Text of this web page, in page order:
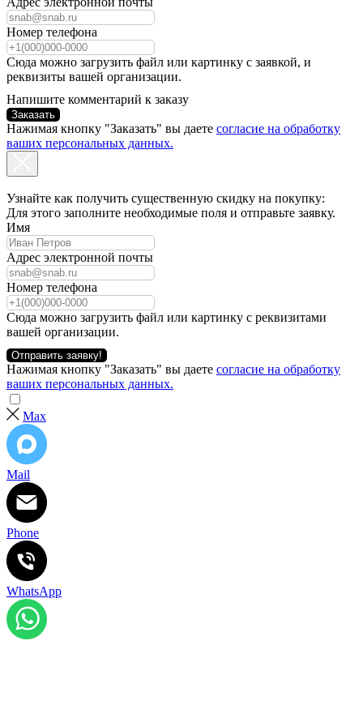
Номер телефона
Сюда можно загрузить файл или картинку с заявкой, и
реквизиты вашей организации.
Напишите комментарий к заказу
Заказать
Нажимая кнопку "Заказать" вы даете согласие на обработку
ваших персональных данных.
Узнайте как получить существенную скидку на покупку:
Для этого заполните необходимые поля и отправьте заявку.
Имя
Адрес электронной почты
Номер телефона
Сюда можно загрузить файл или картинку с реквизитами
вашей организации.
Отправить заявку!
Нажимая кнопку "Заказать" вы даете согласие на обработку
ваших персональных данных.
Max
Mail
Phone
WhatsApp